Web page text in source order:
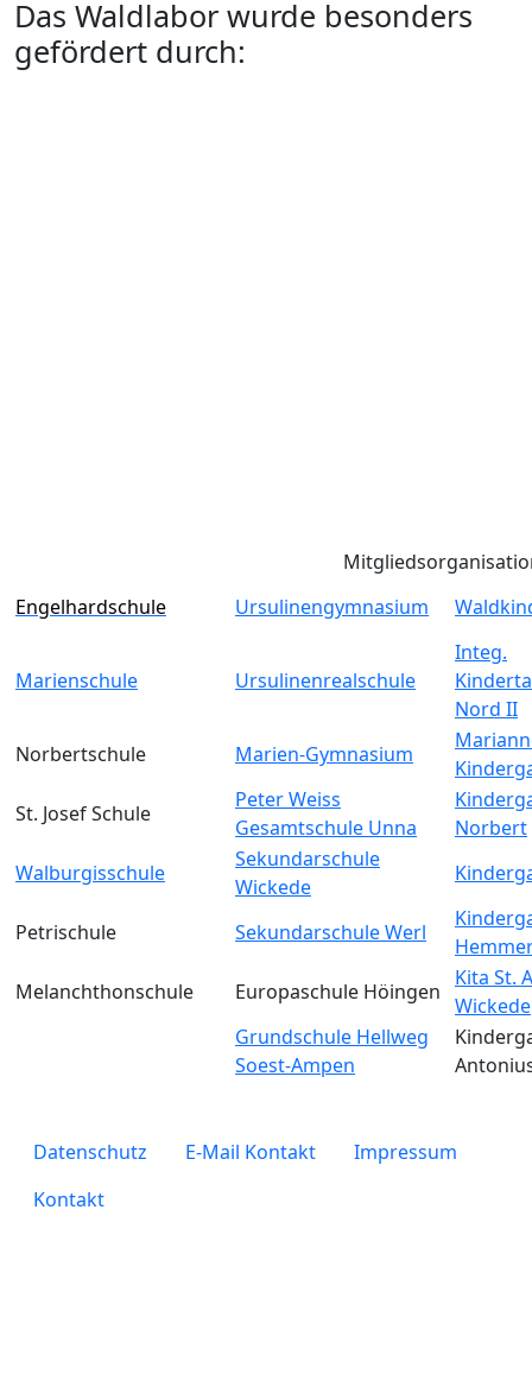
Das Waldlabor wurde besonders
gefördert durch:
Engelhardschule
Ursulinengymnasium
Marienschule Ursulinenrealschule
Integ.
Nord II
Norbertschule
Marien-Gymnasium
St. Josef Schule
Peter Weiss
Gesamtschule Unna
Norbert
Walburgisschule
Sekundarschule
Wickede
Petrischule Sekundarschule Werl
Melanchthonschule
Europaschule Höingen
Kita St.
Wickede
Grundschule Hellweg
Soest-Ampen
legals
Datenschutz E-Mail Kontakt
Impressum
Kontakt